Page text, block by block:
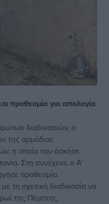
προθεσμία για απολογία
διαδικασιών, ο
της αρμόδιας
η οποία του άσκησε
Στη συνέχεια, ο Α’
προθεσμία
τη σχετική διαδικασία να
της Πέμπτης.